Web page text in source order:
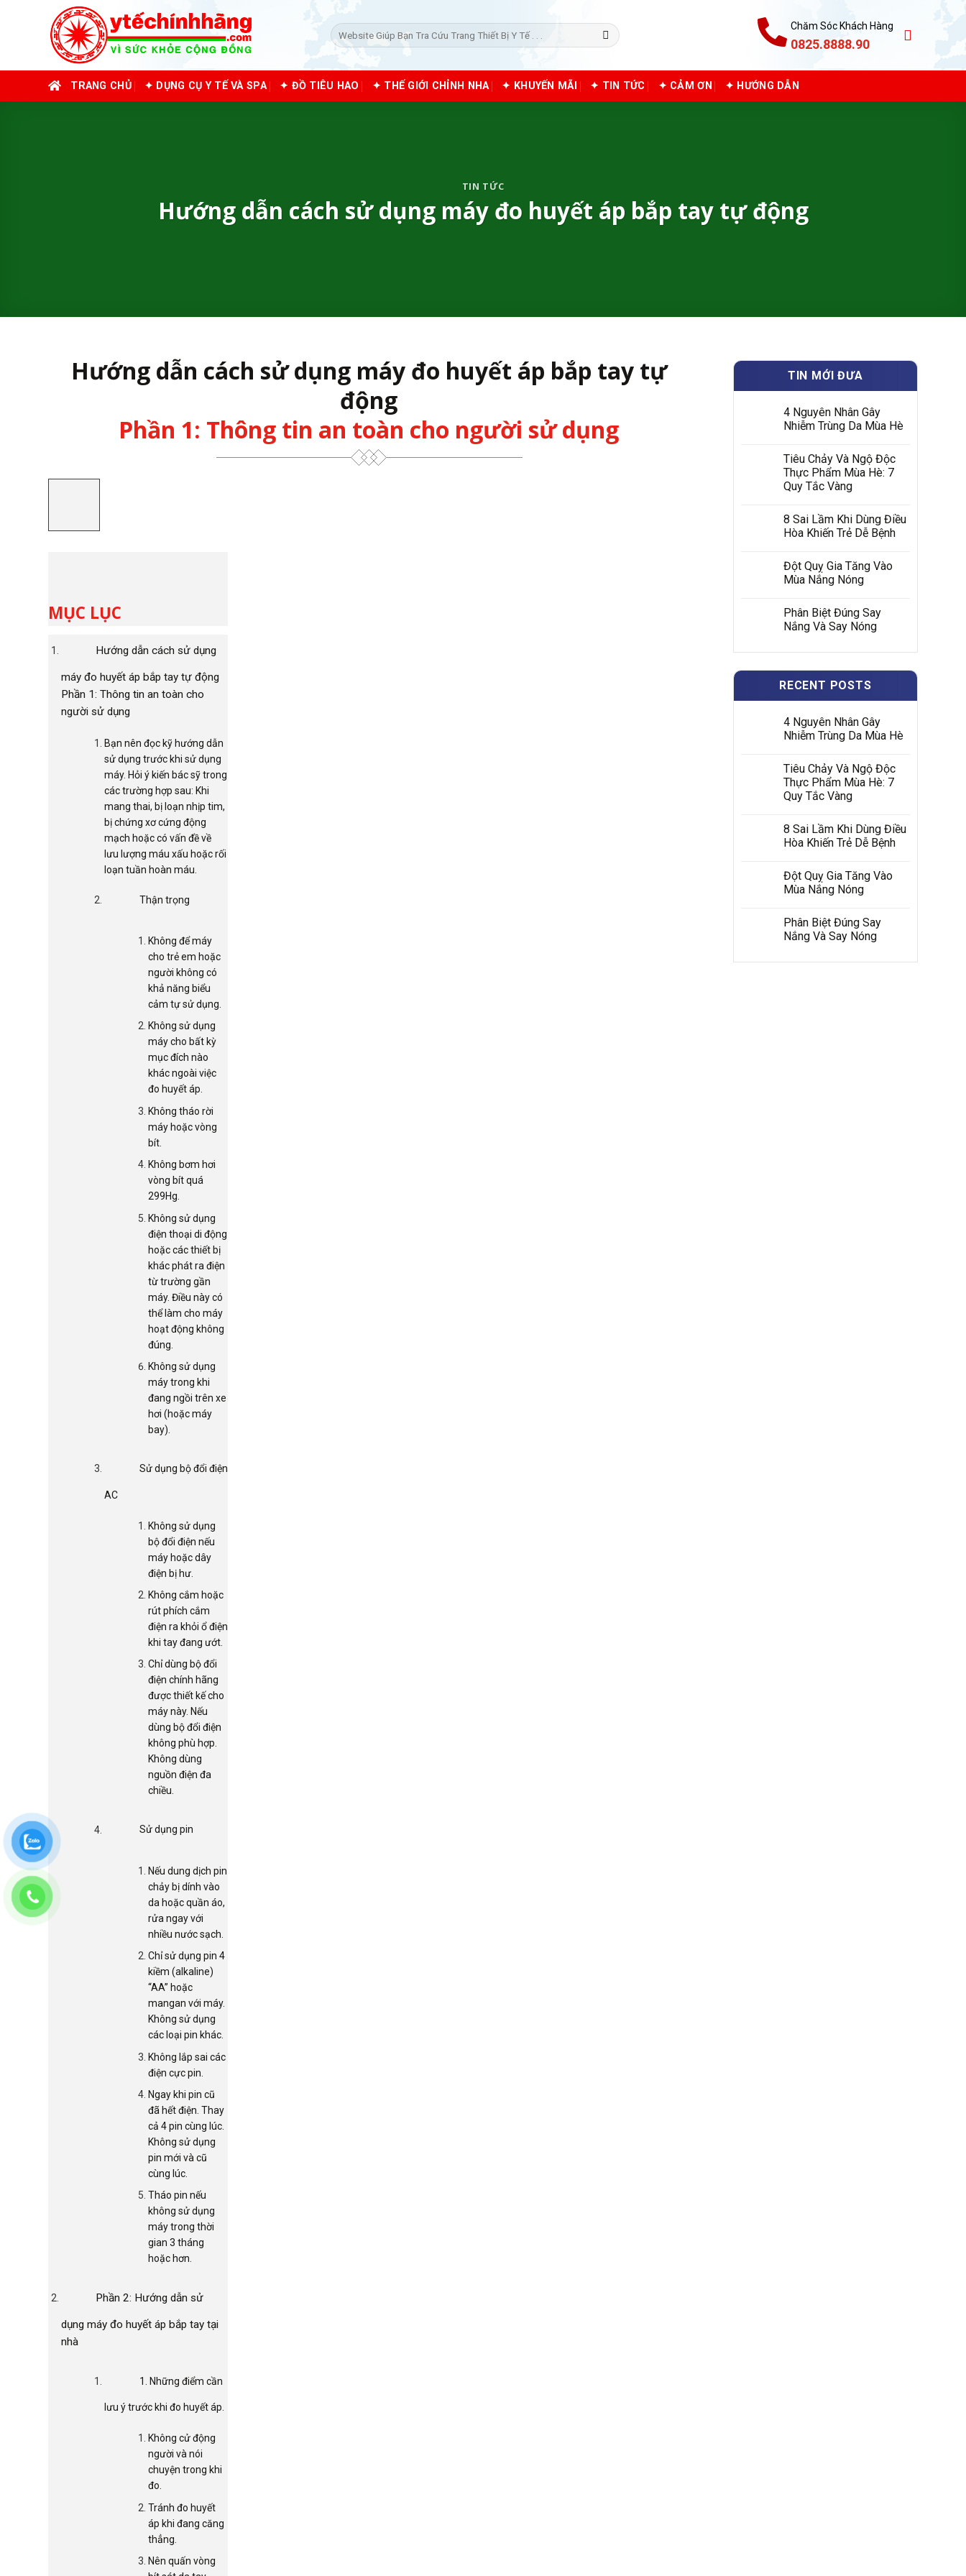
Tìm
kiếm:
Chăm Sóc Khách Hàng
0825.8888.90
TRANG CHỦ ✦ DỤNG CỤ Y TẾ VÀ SPA ✦ ĐỒ TIÊU HAO ✦ THẾ GIỚI CHỈNH NHA ✦ KHUYẾN MÃI ✦ TIN TỨC ✦ CẢM ƠN ✦ HƯỚNG DẪN
TIN TỨC
Hướng dẫn cách sử dụng máy đo huyết áp bắp tay tự động
Hướng dẫn cách sử dụng máy đo huyết áp bắp tay tự
động
Phần 1: Thông tin an toàn cho người sử dụng
MỤC LỤC
Hướng dẫn cách sử dụng
máy đo huyết áp bắp tay tự động
Phần 1: Thông tin an toàn cho
người sử dụng
Bạn nên đọc kỹ hướng dẫn
sử dụng trước khi sử dụng
máy. Hỏi ý kiến bác sỹ trong
các trường hợp sau: Khi
mang thai, bị loạn nhịp tim,
bị chứng xơ cứng động
mạch hoặc có vấn đề về
lưu lượng máu xấu hoặc rối
loạn tuần hoàn máu.
Thận trọng
Không để máy
cho trẻ em hoặc
người không có
khả năng biểu
cảm tự sử dụng.
Không sử dụng
máy cho bất kỳ
mục đích nào
khác ngoài việc
đo huyết áp.
Không tháo rời
máy hoặc vòng
bít.
Không bơm hơi
vòng bít quá
299Hg.
Không sử dụng
điện thoại di động
hoặc các thiết bị
khác phát ra điện
từ trường gần
máy. Điều này có
thể làm cho máy
hoạt động không
đúng.
Không sử dụng
máy trong khi
đang ngồi trên xe
hơi (hoặc máy
bay).
Sử dụng bộ đổi điện
AC
Không sử dụng
bộ đổi điện nếu
máy hoặc dây
điện bị hư.
Không cắm hoặc
rút phích cắm
điện ra khỏi ổ điện
khi tay đang ướt.
Chỉ dùng bộ đổi
điện chính hãng
được thiết kế cho
máy này. Nếu
dùng bộ đổi điện
không phù hợp.
Không dùng
nguồn điện đa
chiều.
Sử dụng pin
Nếu dung dịch pin
chảy bị dính vào
da hoặc quần áo,
rửa ngay với
nhiều nước sạch.
Chỉ sử dụng pin 4
kiềm (alkaline)
“AA” hoặc
mangan với máy.
Không sử dụng
các loại pin khác.
Không lắp sai các
điện cực pin.
Ngay khi pin cũ
đã hết điện. Thay
cả 4 pin cùng lúc.
Không sử dụng
pin mới và cũ
cùng lúc.
Tháo pin nếu
không sử dụng
máy trong thời
gian 3 tháng
hoặc hơn.
Phần 2: Hướng dẫn sử
dụng máy đo huyết áp bắp tay tại
nhà
1. Những điểm cần
lưu ý trước khi đo huyết áp.
Không cử động
người và nói
chuyện trong khi
đo.
Tránh đo huyết
áp khi đang căng
thẳng.
Nên quấn vòng
TIN MỚI ĐƯA
4 Nguyên Nhân Gây
Nhiễm Trùng Da Mùa Hè
Tiêu Chảy Và Ngộ Độc
Thực Phẩm Mùa Hè: 7
Quy Tắc Vàng
8 Sai Lầm Khi Dùng Điều
Hòa Khiến Trẻ Dễ Bệnh
Đột Quỵ Gia Tăng Vào
Mùa Nắng Nóng
Phân Biệt Đúng Say
Nắng Và Say Nóng
RECENT POSTS
4 Nguyên Nhân Gây
Nhiễm Trùng Da Mùa Hè
Tiêu Chảy Và Ngộ Độc
Thực Phẩm Mùa Hè: 7
Quy Tắc Vàng
8 Sai Lầm Khi Dùng Điều
Hòa Khiến Trẻ Dễ Bệnh
Đột Quỵ Gia Tăng Vào
Mùa Nắng Nóng
Phân Biệt Đúng Say
Nắng Và Say Nóng